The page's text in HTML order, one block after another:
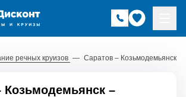
речных круизов — Саратов – Козьмодемьянск
Козьмодемьянск –